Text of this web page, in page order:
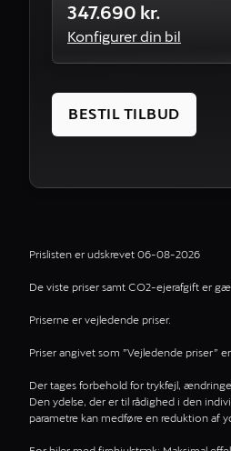
347.690 kr.
Konfigurer din bil
BESTIL TILBUD
Prislisten er udskrevet 06-08-2026
De viste priser samt CO2-ejerafgift er
Priserne er vejledende priser.
Priser angivet som ”Vejledende priser”
Der tages forbehold for trykfejl,
Den ydelse, der er til rådighed i den
parametre kan medføre en reduktion af